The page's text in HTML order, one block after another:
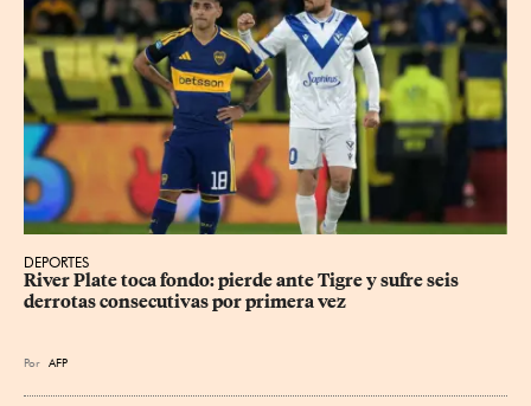
DEPORTES
River Plate toca fondo: pierde ante Tigre y sufre seis
derrotas consecutivas por primera vez
Por AFP